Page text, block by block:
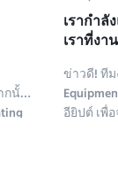
กนั้น
บ
นต์
เรากํา
เราที่งา
2025
ข่าวดี! ทีม
อียิปต์ เพื่